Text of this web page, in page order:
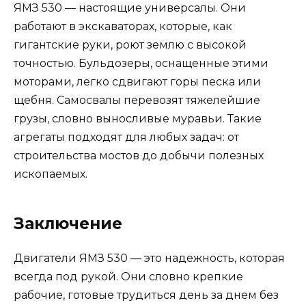
ЯМЗ 530 — настоящие универсалы. Они
работают в экскаваторах, которые, как
гигантские руки, роют землю с высокой
точностью. Бульдозеры, оснащенные этими
моторами, легко сдвигают горы песка или
щебня. Самосвалы перевозят тяжелейшие
грузы, словно выносливые муравьи. Такие
агрегаты подходят для любых задач: от
строительства мостов до добычи полезных
ископаемых.
Заключение
Двигатели ЯМЗ 530 — это надежность, которая
всегда под рукой. Они словно крепкие
рабочие, готовые трудиться день за днем без